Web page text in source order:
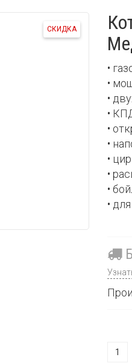
СКИДКА
•
•
•
•
•
•
•
•
•
•